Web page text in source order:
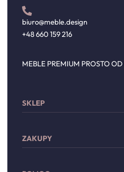
biuro@meble.design
+48 660 159 216
MEBLE PREMIUM PROSTO
SKLEP
ZAKUPY